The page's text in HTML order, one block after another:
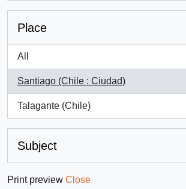
Place
All
Santiago (Chile : Ciudad)
, 3 results
Talagante (Chile)
, 1 results
Subject
Print preview Close